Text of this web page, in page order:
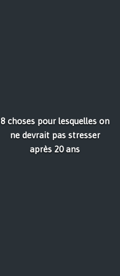
8 choses pour lesquelles on
ne devrait pas stresser
après 20 ans